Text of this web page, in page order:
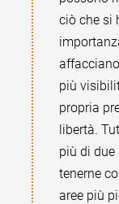
ciò che si
più
propria
libertà.
più di
tenerne
aree più